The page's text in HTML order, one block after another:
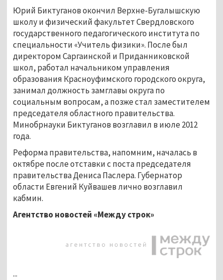
Юрий Биктуганов окончил Верхне-Бугалышскую
школу и физический факультет Свердловского
государственного педагогического института по
специальности «Учитель физики». После был
директором Саргаинской и Приданниковской
школ, работал начальником управления
образования Красноуфимского городского округа,
занимал должность замглавы округа по
социальным вопросам, а позже стал заместителем
председателя областного правительства.
Минобрнауки Биктуганов возглавил в июле 2012
года.
Реформа правительства, напомним, началась в
октябре после отставки с поста председателя
правительства Дениса Паслера. Губернатор
области Евгений Куйвашев лично возглавил
кабмин.
Агентство новостей «Между строк»
...